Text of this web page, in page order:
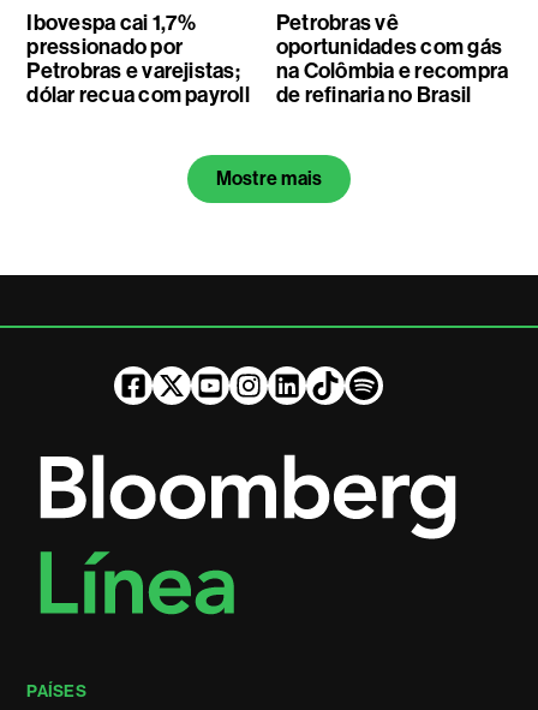
Ibovespa cai 1,7%
pressionado por
Petrobras e varejistas;
dólar recua com payroll
Petrobras vê
oportunidades com gás
na Colômbia e recompra
de refinaria no Brasil
Mostre mais
PAÍSES